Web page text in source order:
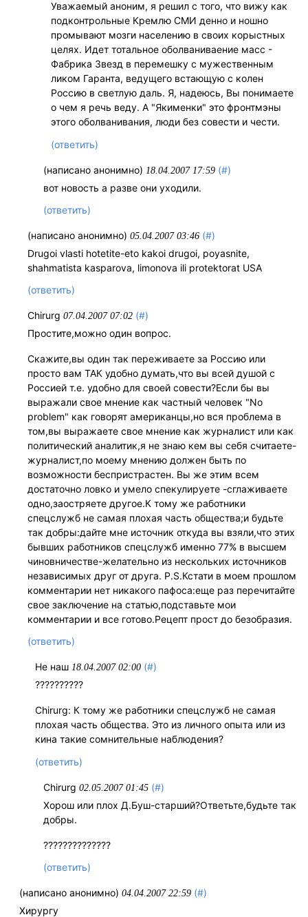
Уважаемый аноним, я решил с того, что вижу как
подконтрольные Кремлю СМИ денно и ношно
промывают мозги населению в своих корыстных
целях. Идет тотальное оболваниваение масс -
Фабрика Звезд в перемешку с мужественным
ликом Гаранта, ведущего встающую с колен
Россию в светлую даль. Я, надеюсь, Вы понимаете
о чем я речь веду. А "Якименки" это фронтмэны
этого оболванивания, люди без совести и чести.
(ответить)
(написано анонимно) 18.04.2007 17:59 (#)
вот новость а разве они уходили.
(ответить)
(написано анонимно) 05.04.2007 03:46 (#)
Drugoi vlasti hotetite-eto kakoi drugoi, poyasnite,
shahmatista kasparova, limonova ili protektorat USA
(ответить)
Chirurg 07.04.2007 07:02 (#)
Простите,можно один вопрос.
Скажите,вы один так переживаете за Россию или
просто вам ТАК удобно думать,что вы всей душой с
Россией т.е. удобно для своей совести?Если бы вы
выражали свое мнение как частный человек "No
problem" как говорят американцы,но вся проблема в
том,вы выражаете свое мнение как журналист или как
политический аналитик,я не знаю кем вы себя считаете-
журналист,по моему мнению должен быть по
возможности беспристрастен. Вы же этим всем
достаточно ловко и умело спекулируете -сглаживаете
одно,заостряете другое.К тому же работники
спецслужб не самая плохая часть общества;и будьте
так добры:дайте мне источник откуда вы взяли,что этих
бывших работников спецслужб именно 77% в высшем
чиновничестве-желательно из нескольких источников
независимых друг от друга. P.S.Кстати в моем прошлом
комментарии нет никакого пафоса:еще раз перечитайте
свое заключение на статью,подставьте мои
комментарии и все готово.Рецепт прост до безобразия.
(ответить)
Не наш 18.04.2007 02:00 (#)
??????????
Chirurg: К тому же работники спецслужб не самая
плохая часть общества. Это из личного опыта или из
кина такие сомнительные наблюдения?
(ответить)
Chirurg 02.05.2007 01:45 (#)
Хорош или плох Д.Буш-старший?Ответьте,будьте так
добры.
??????????????
(ответить)
(написано анонимно) 04.04.2007 22:59 (#)
Хирургу